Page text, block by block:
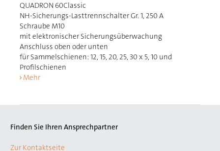
QUADRON 60Classic
NH-Sicherungs-Lasttrennschalter Gr. 1, 250 A
Schraube M10
mit elektronischer Sicherungsüberwachung
Anschluss oben oder unten
für Sammelschienen: 12, 15, 20, 25, 30 x 5, 10 und
Profilschienen
Mehr
Finden Sie Ihren Ansprechpartner
Zur Kontaktseite